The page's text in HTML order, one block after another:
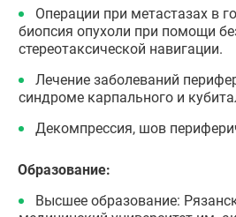
Операции при метастазах в
биопсия опухоли при помощи
стереотаксической навигации.
Лечение заболеваний
синдроме карпального и
Декомпрессия, шов
Образование:
Высшее образование: